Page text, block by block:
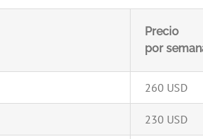
Precio
por
260 USD
230 USD